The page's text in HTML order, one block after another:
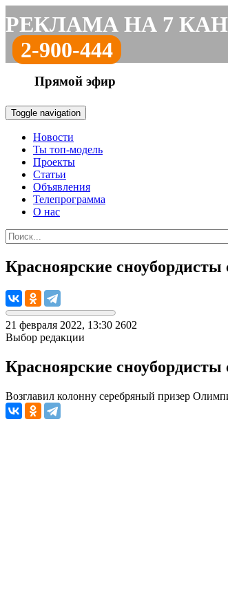
РЕКЛАМА НА 7
2-900-444
Прямой эфир
Toggle navigation
Новости
Ты топ-модель
Проекты
Статьи
Объявления
Телепрограмма
О нас
Красноярские
21 февраля 2022, 13:30 2602
Выбор редакции
Красноярские
Возглавил колонну серебряный призер